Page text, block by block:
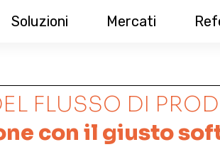
Soluzioni Mercati
FLUSSO DI
con il giusto